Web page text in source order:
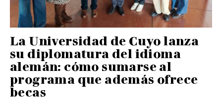
La Universidad de Cuyo lanza
su diplomatura del idioma
alemán: cómo sumarse al
programa que además ofrece
becas